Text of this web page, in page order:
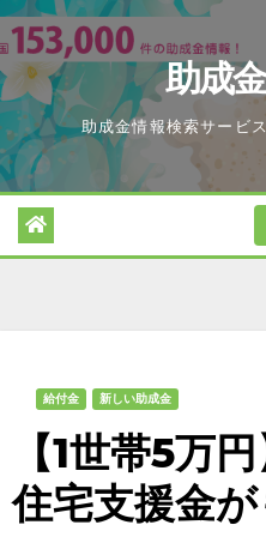
Skip
to
content
助成
助成金情報検索サービ
給付金 新しい助成金
【1世帯5万
住宅支援金